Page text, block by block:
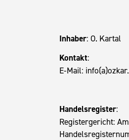
Inhaber: O. Kartal
Kontakt:
E-Mail:
Handelsregister:
Registergericht: